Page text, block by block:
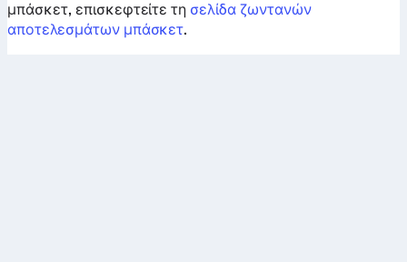
μπάσκετ, επισκεφτείτε τη σελίδα ζωντανών
αποτελεσμάτων μπάσκετ.